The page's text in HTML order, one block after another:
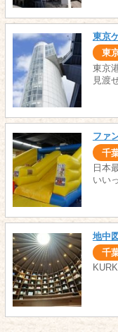
東京
東
東京
見渡
ファ
千
日本
いい
地中
千